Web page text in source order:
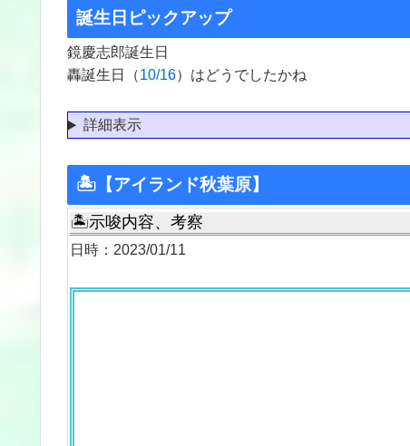
誕生日ピックアップ
鏡慶志郎誕生日
轟誕生日（10/16）はどうでしたかね
詳細表示
🏝【アイランド秋葉原】
🏝示唆内容、考察
日時：2023/01/11